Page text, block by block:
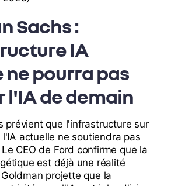
Sachs :
IA
pourra pas
l'IA de demain
prévient que l'infrastructure sur
actuelle ne soutiendra pas
CEO de Ford confirme que la
est déjà une réalité
projette que la